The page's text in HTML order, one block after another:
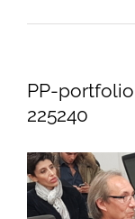
PP-
225240